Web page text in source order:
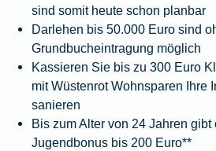
sind somit heute schon planbar
Darlehen bis 50.000 Euro sind
Grundbucheintragung möglich
Kassieren Sie bis zu 300 Euro
mit Wüstenrot Wohnsparen Ihre
sanieren
Bis zum Alter von 24 Jahren gibt
Jugendbonus bis 200 Euro**